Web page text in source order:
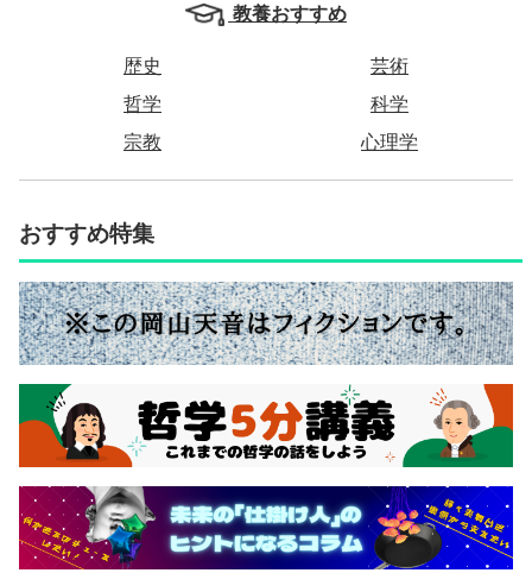
教養おすすめ
歴史
芸術
哲学
科学
宗教
心理学
おすすめ特集